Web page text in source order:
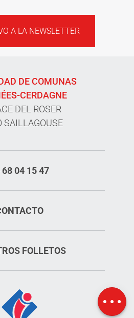
Mapa
A LA NEWSLETTER
DE COMUNAS
CERDAGNE
DEL ROSER
SAILLAGOUSE
68 04 15 47
FOLLETOS